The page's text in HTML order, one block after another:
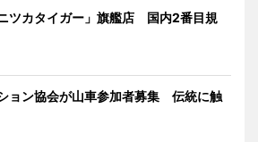
ツカタイガー」旗艦店 国内2番目規
ョン協会が山車参加者募集 伝統に触